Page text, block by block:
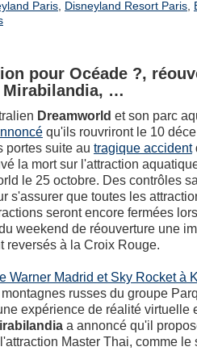
Paris, Disneyland Resort Paris,
pour Océade ?,
Mirabilandia, …
Dreamworld et son parc
qu'ils rouvriront le 10
portes suite au tragique accident
la mort sur l'attraction
le 25 octobre. Des contrôles
s'assurer que toutes les
seront encore fermées
weekend de réouverture une
reversés à la Croix Rouge.
Warner Madrid et Sky Rocket à
russes du groupe
expérience de réalité virtuelle
a annoncé qu'il
Master Thai, comme le